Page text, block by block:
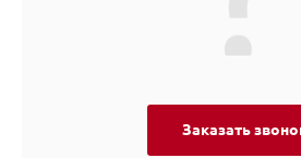
Заказать